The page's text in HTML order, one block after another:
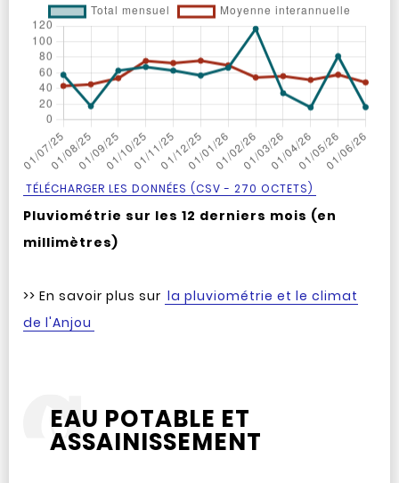
TÉLÉCHARGER LES DONNÉES (CSV - 270 OCTETS)
Pluviométrie sur les 12 derniers mois (en
millimètres)
>> En savoir plus sur la pluviométrie et le climat
de l'Anjou
EAU POTABLE ET
ASSAINISSEMENT